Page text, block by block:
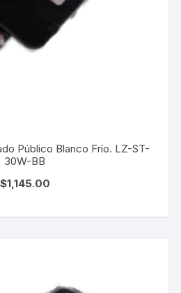
Público Blanco Frío. LZ-ST-
30W-BB
$1,145.00